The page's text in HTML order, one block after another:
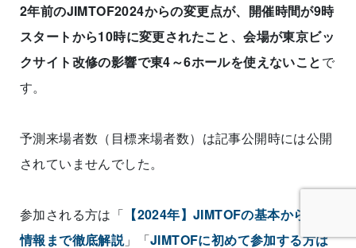
2年前のJIMTOF2024からの変更点が、開催時間が9時
スタートから10時に変更されたこと、会場が東京ビッ
クサイト改修の影響で東4～6ホールを使えないことで
す。
予測来場者数（目標来場者数）は記事公開時には公開
されていませんでした。
参加される方は「 【2024年】JIMTOFの基本から最新
情報まで徹底解説」「JIMTOFに初めて参加する方は